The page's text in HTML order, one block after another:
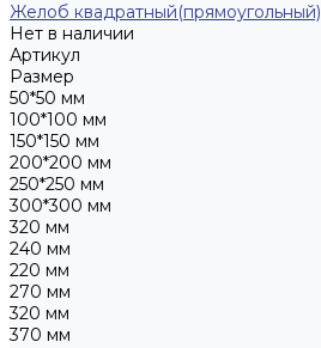
Желоб квадратный(прямоугольный)
Нет в наличии
Артикул
Размер
50*50 мм
100*100 мм
150*150 мм
200*200 мм
250*250 мм
300*300 мм
320 мм
240 мм
220 мм
270 мм
320 мм
370 мм